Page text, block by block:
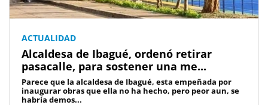
ACTUALIDAD
Alcaldesa de Ibagué, ordenó retirar
pasacalle, para sostener una me...
Parece que la alcaldesa de Ibagué, esta empeñada por
inaugurar obras que ella no ha hecho, pero peor aun, se
habría demos...